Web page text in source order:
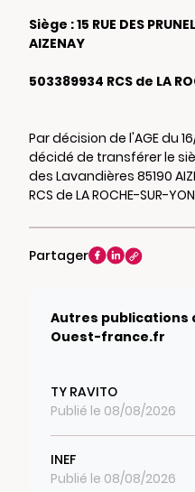
Siège : 15 RUE DES
AIZENAY
503389934 RCS de LA
Par décision de l'AGE du
décidé de transférer le
des Lavandières 85190
RCS de LA ROCHE-SUR-
Partager
Autres publications
Ouest-france.fr
TY RAVITO
Publié le 08/08/2026
INEF
Publié le 08/08/2026